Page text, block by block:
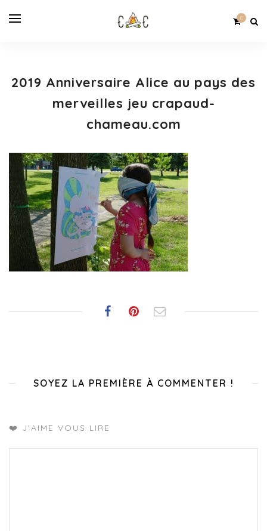
0
2019 Anniversaire Alice au pays des
merveilles jeu crapaud-
chameau.com
SOYEZ LA PREMIÈRE À COMMENTER !
❤️ J'AIME VOUS LIRE